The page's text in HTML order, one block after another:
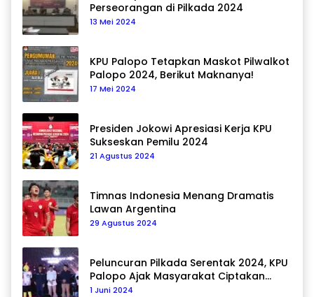
Perseorangan di Pilkada 2024
13 Mei 2024
KPU Palopo Tetapkan Maskot Pilwalkot
Palopo 2024, Berikut Maknanya!
17 Mei 2024
Presiden Jokowi Apresiasi Kerja KPU
Sukseskan Pemilu 2024
21 Agustus 2024
Timnas Indonesia Menang Dramatis
Lawan Argentina
29 Agustus 2024
Peluncuran Pilkada Serentak 2024, KPU
Palopo Ajak Masyarakat Ciptakan
Pilkada Damai
1 Juni 2024